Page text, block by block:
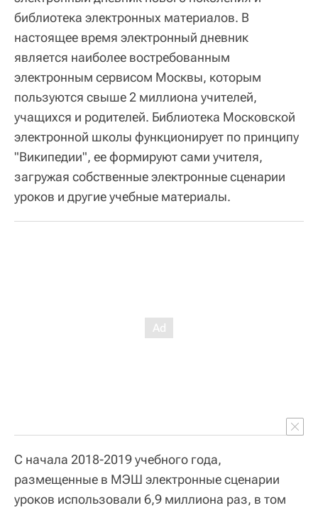
библиотека электронных материалов. В
настоящее время электронный дневник
является наиболее востребованным
электронным сервисом Москвы, которым
пользуются свыше 2 миллиона учителей,
учащихся и родителей. Библиотека Московской
электронной школы функционирует по принципу
"Википедии", ее формируют сами учителя,
загружая собственные электронные сценарии
уроков и другие учебные материалы.
С начала 2018-2019 учебного года,
размещенные в МЭШ электронные сценарии
уроков использовали 6,9 миллиона раз, в том